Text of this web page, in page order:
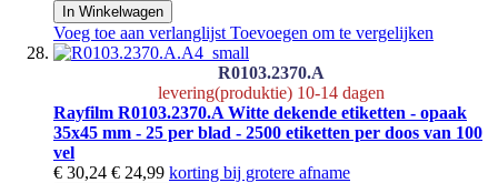
In Winkelwagen
Voeg toe aan verlanglijst Toevoegen om te vergelijken
R0103.2370.A
levering(produktie) 10-14 dagen
Rayfilm R0103.2370.A Witte dekende etiketten - opaak
35x45 mm - 25 per blad - 2500 etiketten per doos van 100
vel
€ 30,24 € 24,99 korting bij grotere afname